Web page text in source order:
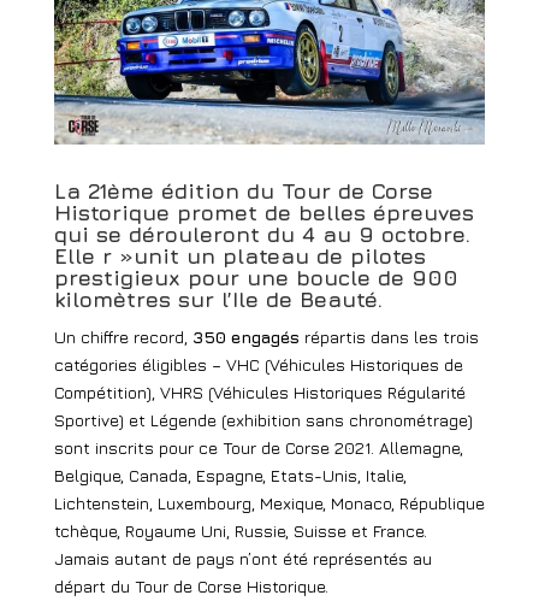
La 21ème édition du Tour de Corse
Historique promet de belles épreuves
qui se dérouleront du 4 au 9 octobre.
Elle r »unit un plateau de pilotes
prestigieux pour une boucle de 900
kilomètres sur l’Ile de Beauté.
Un chiffre record, 350 engagés répartis dans les trois
catégories éligibles – VHC (Véhicules Historiques de
Compétition), VHRS (Véhicules Historiques Régularité
Sportive) et Légende (exhibition sans chronométrage)
sont inscrits pour ce Tour de Corse 2021. Allemagne,
Belgique, Canada, Espagne, Etats-Unis, Italie,
Lichtenstein, Luxembourg, Mexique, Monaco, République
tchèque, Royaume Uni, Russie, Suisse et France.
Jamais autant de pays n’ont été représentés au
départ du Tour de Corse Historique.